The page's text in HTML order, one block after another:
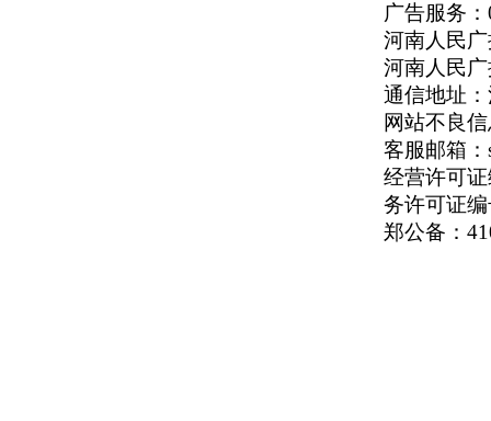
广告服务
河南人民
河南人民
通信地址：
网站不良
客服邮箱：
经营许可
务许可证
郑公备：